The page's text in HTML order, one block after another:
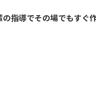
の指導でその場でもすぐ